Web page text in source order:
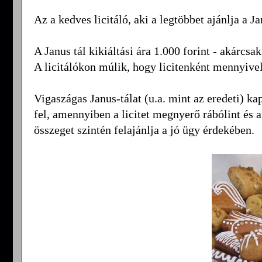
Az a kedves licitáló, aki a legtöbbet ajánlja a
A Janus tál kikiáltási ára 1.000 forint -
A licitálókon múlik, hogy licitenként
Vigaszágas Janus-tálat (u.a. mint az eredeti)
fel, amennyiben a licitet megnyerő rábólint és
összeget szintén felajánlja a jó ügy érdekében.